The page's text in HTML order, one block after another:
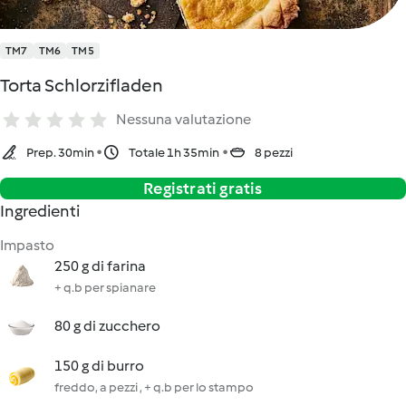
TM7 TM6 TM5
Torta Schlorzifladen
Nessuna valutazione
Prep. 30min Totale 1h 35min 8 pezzi
Registrati gratis
Ingredienti
Impasto
250 g di farina
+ q.b per spianare
80 g di zucchero
150 g di burro
freddo, a pezzi , + q.b per lo stampo